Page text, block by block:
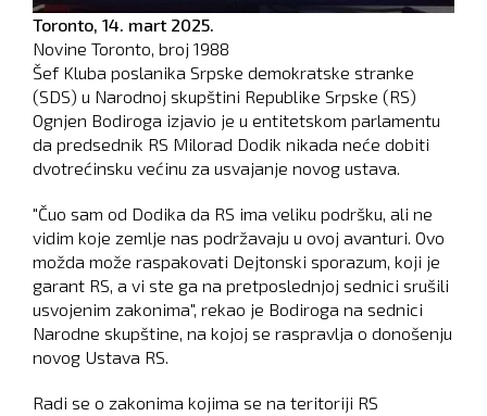
Toronto, 14. mart 2025.
Novine Toronto, broj 1988
Šef Kluba poslanika Srpske demokratske stranke
(SDS) u Narodnoj skupštini Republike Srpske (RS)
Ognjen Bodiroga izjavio je u entitetskom parlamentu
da predsednik RS Milorad Dodik nikada neće dobiti
dvotrećinsku većinu za usvajanje novog ustava.
"Čuo sam od Dodika da RS ima veliku podršku, ali ne
vidim koje zemlje nas podržavaju u ovoj avanturi. Ovo
možda može raspakovati Dejtonski sporazum, koji je
garant RS, a vi ste ga na pretposlednjoj sednici srušili
usvojenim zakonima", rekao je Bodiroga na sednici
Narodne skupštine, na kojoj se raspravlja o donošenju
novog Ustava RS.
Radi se o zakonima kojima se na teritoriji RS